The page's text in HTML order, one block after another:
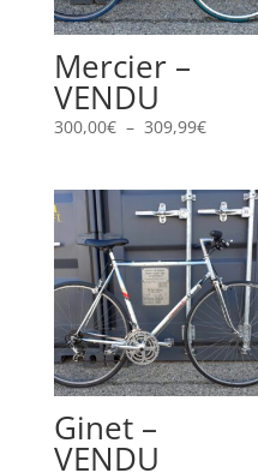
Mercier –
VENDU
300,00€ – 309,99€Plage
300,00€
à
309,99€
Ginet –
VENDU